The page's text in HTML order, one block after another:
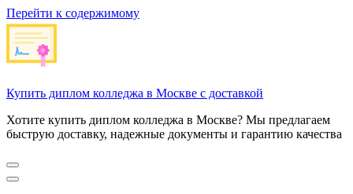
Перейти к содержимому
Купить диплом колледжа в Москве с доставкой
Хотите купить диплом колледжа в Москве? Мы предлагаем
быструю доставку, надежные документы и гарантию качества